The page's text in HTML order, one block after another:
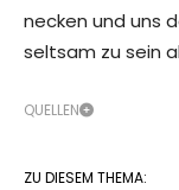
necken und uns
seltsam zu sein
QUELLEN
ZU DIESEM THEMA: